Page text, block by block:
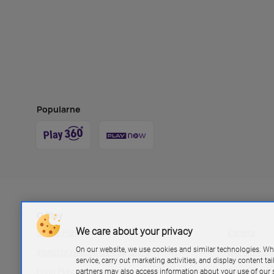
Popularne
O Play
Grupa Play
Investor relations P4 sp. z.o.o
Biuro
Blog Play
We care about your privacy
On our website, we use cookies and similar technologies.
service, carry out marketing activities, and display content
partners may also access information about your use of